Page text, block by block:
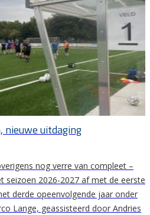
nieuwe uitdaging
nog verre van compleet –
seizoen 2026-2027 af met de eerste
derde opeenvolgende jaar onder
Lange, geassisteerd door Andries